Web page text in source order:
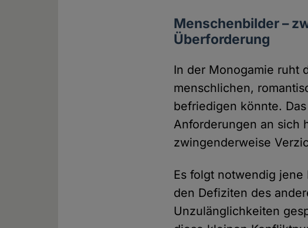
Menschenbilder –
Überforderung
In der Monogamie ruht
menschlichen,
befriedigen könnte.
Anforderungen an sich
zwingenderweise
Es folgt notwendig
den Defiziten des
Unzulänglichkeiten